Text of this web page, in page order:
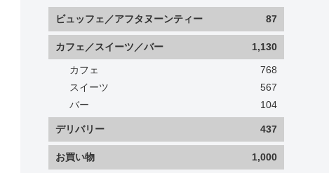
ビュッフェ／アフタヌーンティー 87
カフェ／スイーツ／バー 1,130
カフェ
768
スイーツ
567
バー
104
デリバリー 437
お買い物 1,000